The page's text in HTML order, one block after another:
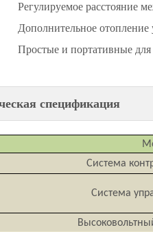
Регулируемое расстояние
Дополнительное отопление
Простые и портативные
спецификация
Система
Система